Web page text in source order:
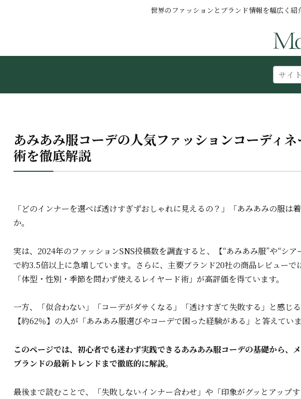
世界のファッションとブランド情報を幅広く紹
あみあみ服コーデの人気ファッションコーディ
術を徹底解説
「どのインナーを選べば透けすぎずおしゃれに見えるの？」「あみあみの服
か。
実は、2024年のファッションSNS投稿数を調査すると、【“あみあみ服”や“シ
で約3.5倍以上に急増しています。さらに、主要ブランド20社の商品レビュー
「体型・性別・季節を問わず使えるレイヤード術」が高評価を得ています。
一方、「似合わない」「コーデがダサくなる」「透けすぎて失敗する」と感じ
【約62％】の人が「あみあみ服選びやコーデで困った経験がある」と答えていま
このページでは、初心者でも迷わず実践できるあみあみ服コーデの基礎から、
ブランドの最新トレンドまで徹底的に解説。
最後まで読むことで、「失敗しないインナー合わせ」や「印象がグッとアップ